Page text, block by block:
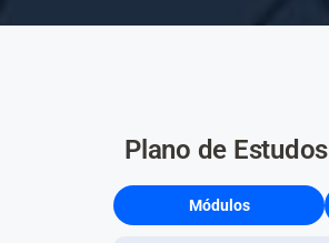
Plano de Estudos
Módulos